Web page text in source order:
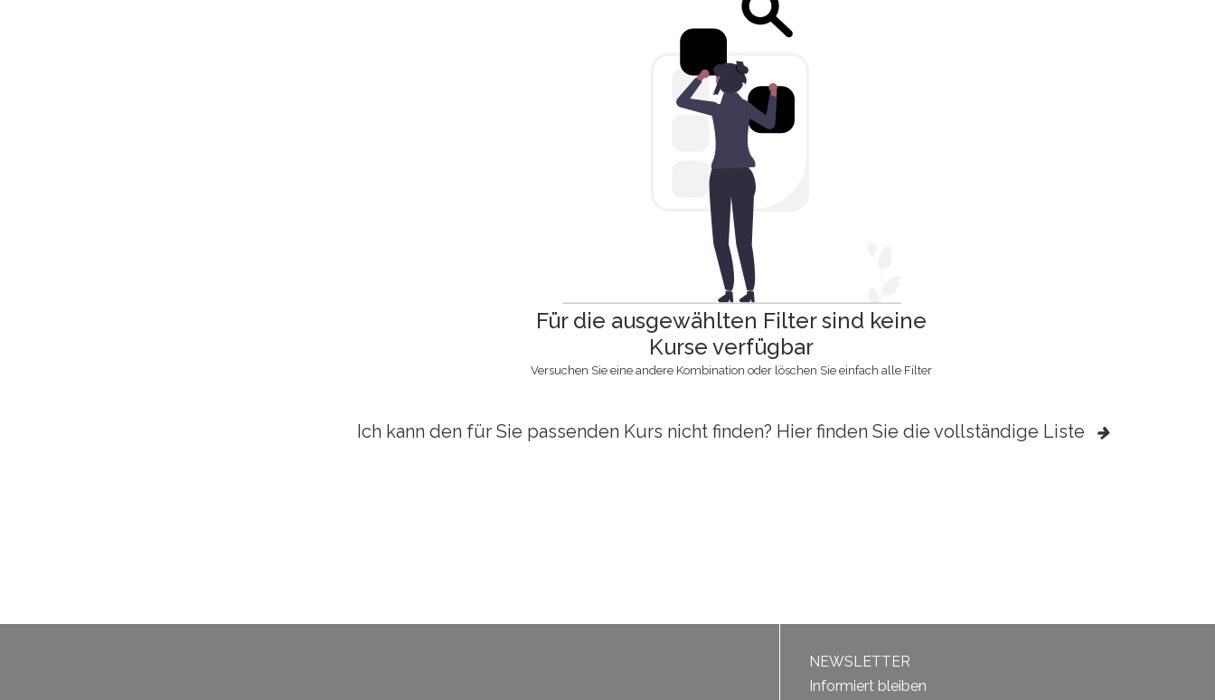
Für die ausgewählten Filter sind keine
Kurse verfügbar
Versuchen Sie eine andere Kombination oder löschen Sie einfach alle Filter
Ich kann den für Sie passenden Kurs nicht finden? Hier finden Sie die vollständige Liste
NEWSLETTER
Informiert bleiben